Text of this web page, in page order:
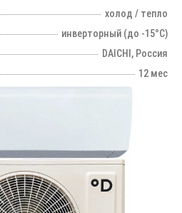
холод / тепло
инверторный (до -15°С)
DAICHI, Россия
12 мес